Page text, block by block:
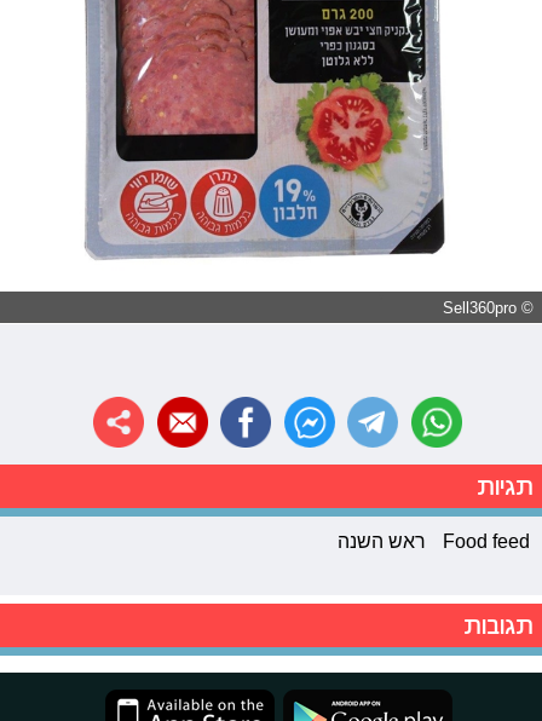
© Sell360pro
תגיות
Food feed ראש השנה
תגובות